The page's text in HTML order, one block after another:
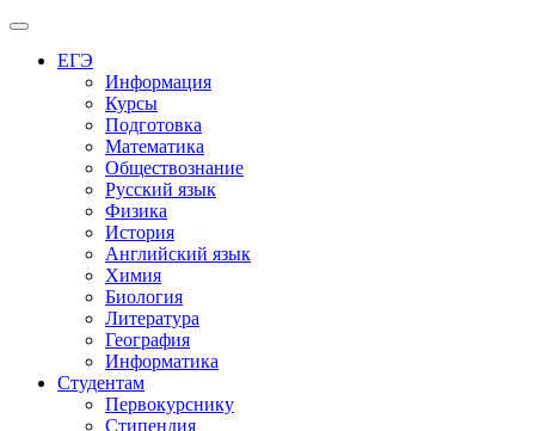
Меню
ЕГЭ
Информация
Курсы
Подготовка
Математика
Обществознание
Русский язык
Физика
История
Английский язык
Химия
Биология
Литература
География
Информатика
Студентам
Первокурснику
Стипендия